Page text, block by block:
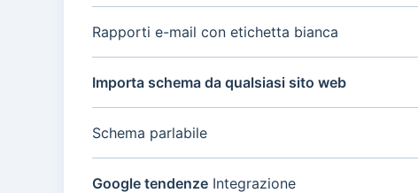
Rapporti e-mail con etichetta bianca
Importa schema da qualsiasi sito web
Schema parlabile
Google tendenze Integrazione